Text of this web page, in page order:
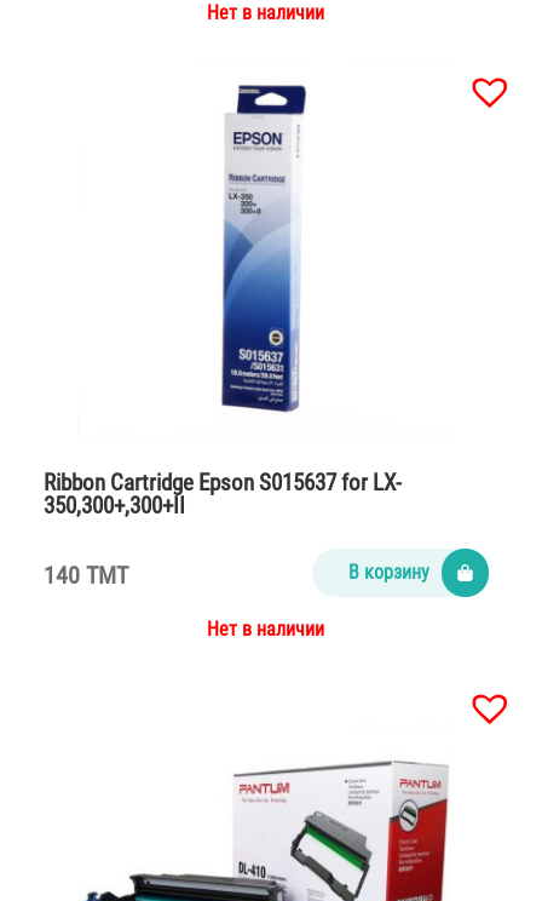
Нет в наличии
Ribbon Cartridge Epson S015637 for LX-
350,300+,300+II
140 TMT В корзину
Нет в наличии